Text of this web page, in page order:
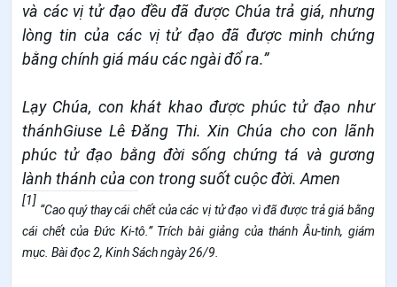
và các vị tử đạo đều đã được Chúa trả giá, nhưng
lòng tin của các vị tử đạo đã được minh chứng
bằng chính giá máu các ngài đổ ra.”
Lạy Chúa, con khát khao được phúc tử đạo như
thánhGiuse Lê Đăng Thi. Xin Chúa cho con lãnh
phúc tử đạo bằng đời sống chứng tá và gương
lành thánh của con trong suốt cuộc đời. Amen
[1]
“Cao quý thay cái chết của các vị tử đạo vì đã được trả giá bằng
cái chết của Đức Ki-tô.” Trích bài giảng của thánh Âu-tinh, giám
mục. Bài đọc 2, Kinh Sách ngày 26/9.